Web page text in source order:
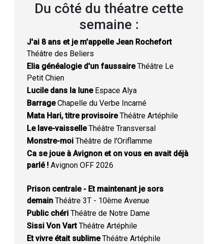
Du côté du théatre cette
semaine :
J'ai 8 ans et je m'appelle Jean Rochefort
Théâtre des Beliers
Elia généalogie d'un faussaireThéâtre Le
Petit Chien
Lucile dans la luneEspace Alya
BarrageChapelle du Verbe Incarné
Mata Hari, titre provisoireThéâtre Artéphile
Le lave-vaisselleThéâtre Transversal
Monstre-moi Théâtre de l'Oriflamme
Ca se joue à Avignon et on vous en avait déjà
parlé ! Avignon OFF 2026
Prison centrale - Et maintenant je sors
demain Théâtre 3T - 10ème Avenue
Public chéri Théâtre de Notre Dame
Sissi Von VartThéâtre Artéphile
Et vivre était sublimeThéâtre Artéphile